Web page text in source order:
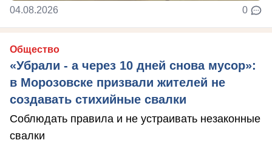
04.08.2026 0
Общество
«Убрали - а через 10 дней снова мусор»:
в Морозовске призвали жителей не
создавать стихийные свалки
Соблюдать правила и не устраивать незаконные
свалки